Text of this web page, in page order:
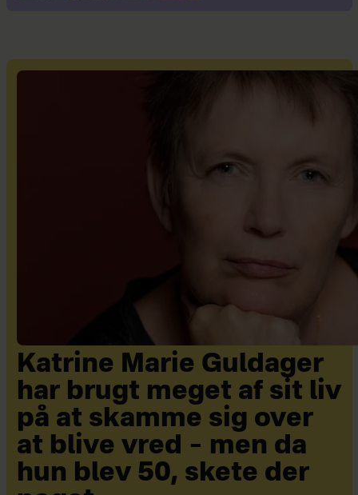
Katrine Marie Guldager
har brugt meget af sit liv
på at skamme sig over
at blive vred – men da
hun blev 50, skete der